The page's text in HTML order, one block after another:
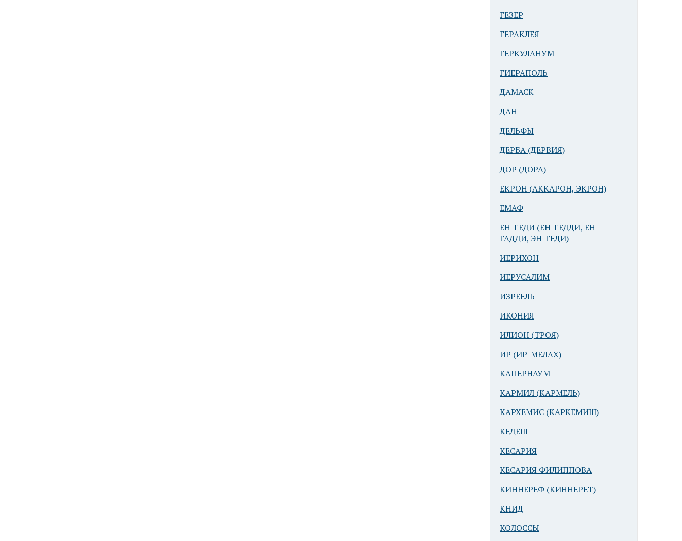
ГЕЗЕР
ГЕРАКЛЕЯ
ГЕРКУЛАНУМ
ГИЕРАПОЛЬ
ДАМАСК
ДАН
ДЕЛЬФЫ
ДЕРБА (ДЕРВИЯ)
ДОР (ДОРА)
ЕКРОН (АККАРОН, ЭКРОН)
ЕМАФ
ЕН-ГЕДИ (ЕН-ГЕДДИ, ЕН-
ГАДДИ, ЭН-ГЕДИ)
ИЕРИХОН
ИЕРУСАЛИМ
ИЗРЕЕЛЬ
ИКОНИЯ
ИЛИОН (ТРОЯ)
ИР (ИР-МЕЛАХ)
КАПЕРНАУМ
КАРМИЛ (КАРМЕЛЬ)
КАРХЕМИС (КАРКЕМИШ)
КЕДЕШ
КЕСАРИЯ
КЕСАРИЯ ФИЛИППОВА
КИННЕРЕФ (КИННЕРЕТ)
КНИД
КОЛОССЫ